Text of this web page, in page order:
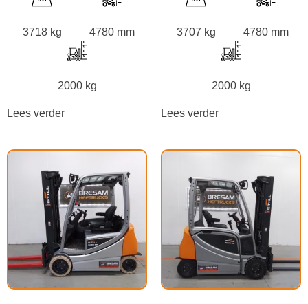
3718 kg 4780 mm
2000 kg
Lees verder
3707 kg 4780 mm
2000 kg
Lees verder